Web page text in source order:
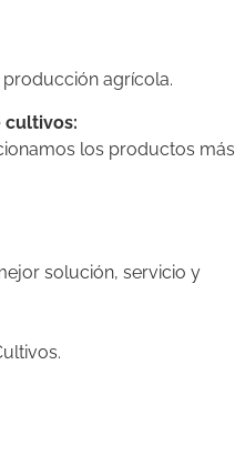
agrícola.
cultivos:
los productos más
solución, servicio y